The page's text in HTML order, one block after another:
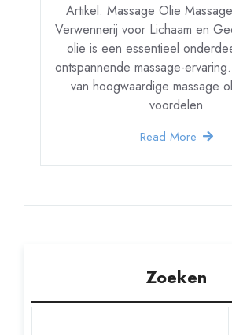
Artikel: Massage Olie
Verwennerij voor Lichaam en
olie is een essentieel
ontspannende massage-
van hoogwaardige massage
voordelen
Read More
Zoeken